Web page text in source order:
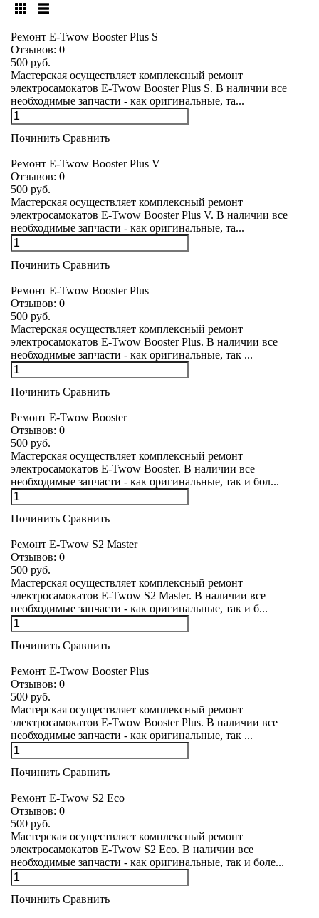
Ремонт E-Twow Booster Plus S
Отзывов: 0
500 руб.
Мастерская осуществляет комплексный ремонт
электросамокатов E-Twow Booster Plus S. В наличии все
необходимые запчасти - как оригинальные, та...
Починить Сравнить
Ремонт E-Twow Booster Plus V
Отзывов: 0
500 руб.
Мастерская осуществляет комплексный ремонт
электросамокатов E-Twow Booster Plus V. В наличии все
необходимые запчасти - как оригинальные, та...
Починить Сравнить
Ремонт E-Twow Booster Plus
Отзывов: 0
500 руб.
Мастерская осуществляет комплексный ремонт
электросамокатов E-Twow Booster Plus. В наличии все
необходимые запчасти - как оригинальные, так ...
Починить Сравнить
Ремонт E-Twow Booster
Отзывов: 0
500 руб.
Мастерская осуществляет комплексный ремонт
электросамокатов E-Twow Booster. В наличии все
необходимые запчасти - как оригинальные, так и бол...
Починить Сравнить
Ремонт E-Twow S2 Master
Отзывов: 0
500 руб.
Мастерская осуществляет комплексный ремонт
электросамокатов E-Twow S2 Master. В наличии все
необходимые запчасти - как оригинальные, так и б...
Починить Сравнить
Ремонт E-Twow Booster Plus
Отзывов: 0
500 руб.
Мастерская осуществляет комплексный ремонт
электросамокатов E-Twow Booster Plus. В наличии все
необходимые запчасти - как оригинальные, так ...
Починить Сравнить
Ремонт E-Twow S2 Eco
Отзывов: 0
500 руб.
Мастерская осуществляет комплексный ремонт
электросамокатов E-Twow S2 Eco. В наличии все
необходимые запчасти - как оригинальные, так и боле...
Починить Сравнить